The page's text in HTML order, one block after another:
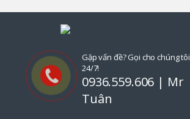
a
Gặp vấn đề? Gọi cho chúng tôi
24/7!
0936.559.606 | Mr
Tuân